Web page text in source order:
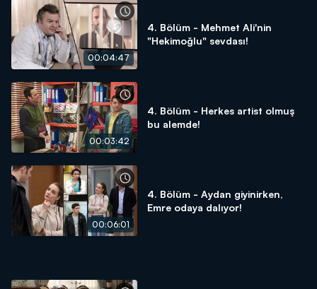
00:04:47
4. Bölüm - Mehmet Ali'nin
"Hekimoğlu" sevdası!
00:03:42
4. Bölüm - Herkes artist olmuş
bu alemde!
00:06:01
4. Bölüm - Aydan giyinirken,
Emre odaya dalıyor!